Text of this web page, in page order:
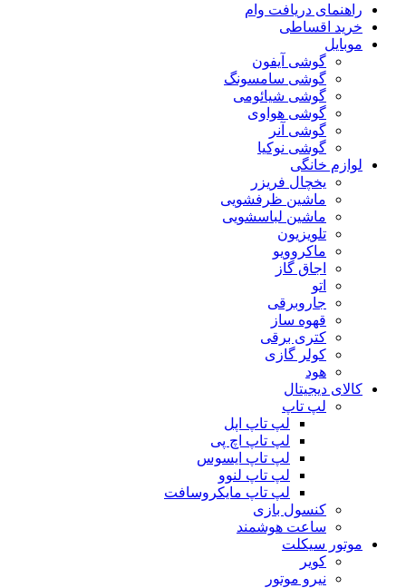
راهنمای دریافت وام
خرید اقساطی
موبایل
گوشی آیفون
گوشی سامسونگ
گوشی شیائومی
گوشی هواوی
گوشی آنر
گوشی نوکیا
لوازم خانگی
یخچال فریزر
ماشین ظرفشویی
ماشین لباسشویی
تلویزیون
ماکروویو
اجاق گاز
اتو
جاروبرقی
قهوه ساز
کتری برقی
کولر گازی
هود
کالای دیجیتال
لپ تاپ
لپ تاپ اپل
لپ تاپ اچ پی
لپ تاپ ایسوس
لپ تاپ لنوو
لپ تاپ مایکروسافت
کنسول بازی
ساعت هوشمند
موتور سیکلت
کویر
نیرو موتور